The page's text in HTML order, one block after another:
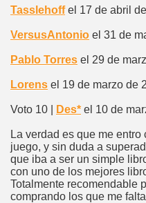
Tasslehoffel 17 de abril
VersusAntonio el 31 de
Pablo Torres el 29 de
Lorens el 19 de marzo de
Voto 10 | Des* el 10 de
La verdad es que me
juego, y sin duda a
que iba a ser un simple
con uno de los mejores
Totalmente recomendable
comprando los que me